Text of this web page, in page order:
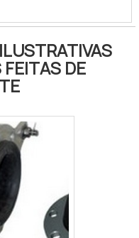
em
formato
furo no
que
acordo
ou
à
DE